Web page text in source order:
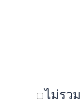
ไม่รว